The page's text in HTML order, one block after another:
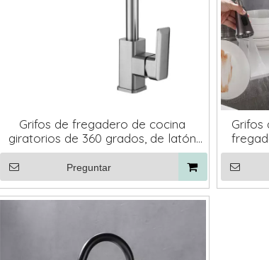
Grifos de fregadero de cocina
giratorios de 360 ​​grados, de latón
frío y caliente, montados en cubierta
de arco cuadrado
Preguntar
Grifos
grifos